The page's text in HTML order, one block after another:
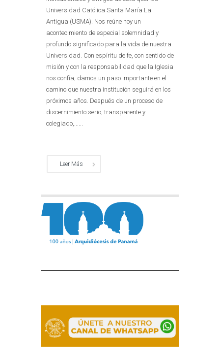
Universidad Católica Santa María La
Antigua (USMA). Nos reúne hoy un
acontecimiento de especial solemnidad y
profundo significado para la vida de nuestra
Universidad. Con espíritu de fe, con sentido de
misión y con la responsabilidad que la Iglesia
nos confía, damos un paso importante en el
camino que nuestra institución seguirá en los
próximos años. Después de un proceso de
discernimiento serio, transparente y
colegiado,......
Leer Más